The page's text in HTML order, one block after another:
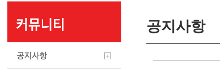
공지사항